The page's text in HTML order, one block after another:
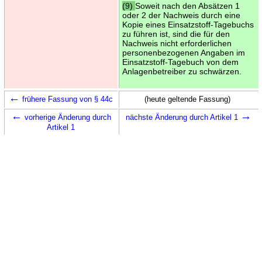
(9) Soweit nach den Absätzen 1
oder 2 der Nachweis durch eine
Kopie eines Einsatzstoff-Tagebuchs
zu führen ist, sind die für den
Nachweis nicht erforderlichen
personenbezogenen Angaben im
Einsatzstoff-Tagebuch von dem
Anlagenbetreiber zu schwärzen.
← frühere Fassung von § 44c (heute geltende Fassung)
← vorherige Änderung durch
Artikel 1
nächste Änderung durch Artikel 1 →